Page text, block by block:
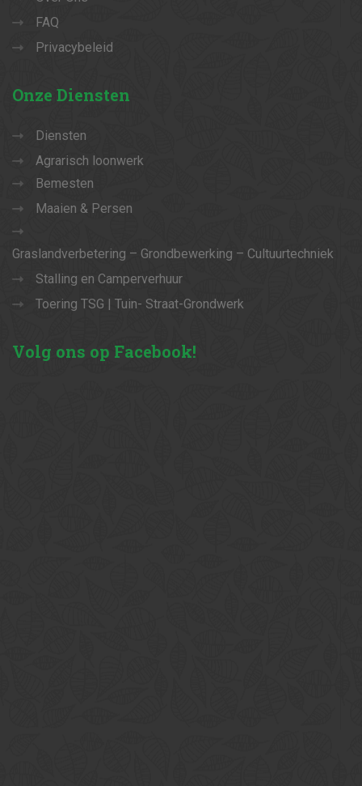
FAQ
Privacybeleid
Onze Diensten
Diensten
Agrarisch loonwerk
Bemesten
Maaien & Persen
Graslandverbetering – Grondbewerking – Cultuurtechniek
Stalling en Camperverhuur
Toering TSG | Tuin- Straat-Grondwerk
Volg ons op Facebook!